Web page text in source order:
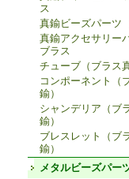
ス
真鍮ビーズパーツ
真鍮アクセサリー
ブラス
チューブ（ブラス
コンポーネント（
鍮）
シャンデリア（ブ
鍮）
ブレスレット（ブ
鍮）
メタルビーズパー